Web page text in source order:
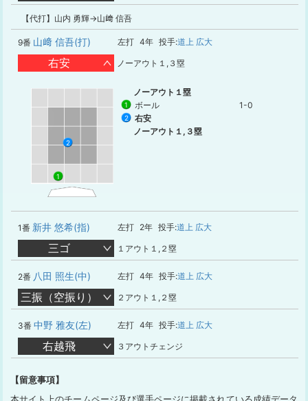
【代打】山内 勇輝→山﨑 信吾
9番 山﨑 信吾(打) 左打 4年 投手:道上 広大
右安 ノーアウト１,３塁
1
2
ノーアウト１塁
1 ボール 1-0
2
右安
ノーアウト１,３塁
1番 新井 悠希(指) 左打 2年 投手:道上 広大
三ゴ １アウト１,２塁
2番 八田 照生(中) 左打 4年 投手:道上 広大
三振（空振り） ２アウト１,２塁
3番 中野 雅友(左) 左打 4年 投手:道上 広大
右越飛 ３アウトチェンジ
【留意事項】